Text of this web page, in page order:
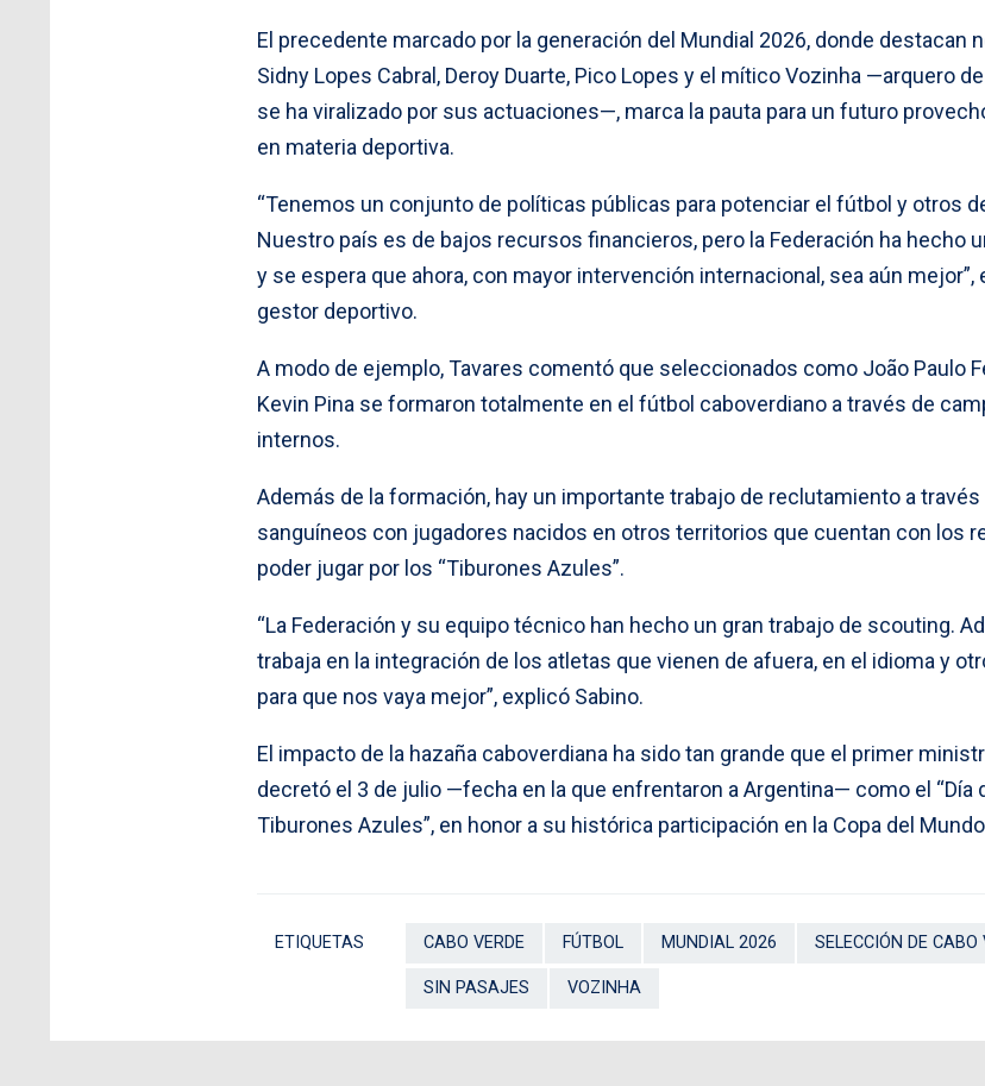
El precedente marcado por la generación del Mundial 2026, donde destacan
Sidny Lopes Cabral, Deroy Duarte, Pico Lopes y el mítico Vozinha —arquero
se ha viralizado por sus actuaciones—, marca la pauta para un futuro
en materia deportiva.
“Tenemos un conjunto de políticas públicas para potenciar el fútbol y otros
Nuestro país es de bajos recursos financieros, pero la Federación ha hecho
y se espera que ahora, con mayor intervención internacional, sea aún mejor”,
gestor deportivo.
A modo de ejemplo, Tavares comentó que seleccionados como João Paulo
Kevin Pina se formaron totalmente en el fútbol caboverdiano a través de
internos.
Además de la formación, hay un importante trabajo de reclutamiento a través
sanguíneos con jugadores nacidos en otros territorios que cuentan con los
poder jugar por los “Tiburones Azules”.
“La Federación y su equipo técnico han hecho un gran trabajo de scouting.
trabaja en la integración de los atletas que vienen de afuera, en el idioma y
para que nos vaya mejor”, explicó Sabino.
El impacto de la hazaña caboverdiana ha sido tan grande que el primer
decretó el 3 de julio —fecha en la que enfrentaron a Argentina— como el “Día
Tiburones Azules”, en honor a su histórica participación en la Copa del
ETIQUETAS CABO VERDE FÚTBOL MUNDIAL 2026 SELECCIÓN DE CABO
SIN PASAJES VOZINHA